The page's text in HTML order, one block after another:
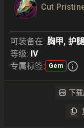
Cut
可装备在: 胸甲, 护
等级: IV
专属标签: Gem
下